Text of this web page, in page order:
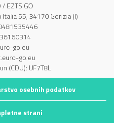
/ EZTS GO
55, 34170 Gorizia (I)
go.eu
go.eu
(CDU): UF7T8L
osebnih podatkov
strani